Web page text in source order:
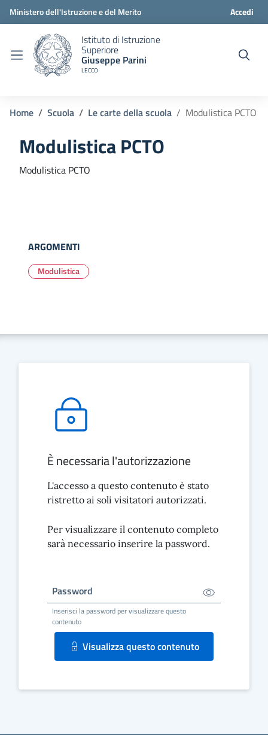
Ministero dell'Istruzione e del Merito Accedi
Istituto di Istruzione
Superiore
Giuseppe Parini
LECCO
Home Scuola Le carte della scuola Modulistica PCTO
Modulistica PCTO
Modulistica PCTO
ARGOMENTI
Modulistica
È necessaria l'autorizzazione
L'accesso a questo contenuto è stato
ristretto ai soli visitatori autorizzati.
Per visualizzare il contenuto completo
sarà necessario inserire la password.
Password
Inserisci la password per visualizzare questo
contenuto
Visualizza questo contenuto